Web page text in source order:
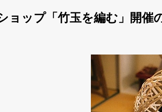
ョップ「竹玉を編む」開催